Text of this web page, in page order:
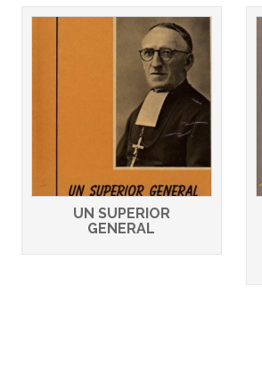
UN SUPERIOR
GENERAL